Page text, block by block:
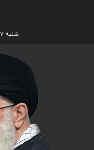
شنبه ۱۷ مرداد ۱۴۰۵ - ۱۸:۴۷